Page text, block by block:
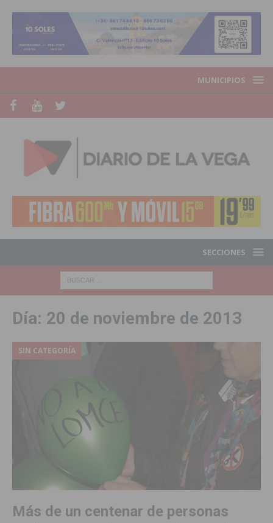
MUNICIPIOS
SECCIONES
Día: 20 de noviembre de 2013
SIN CATEGORÍA
Más de un centenar de personas